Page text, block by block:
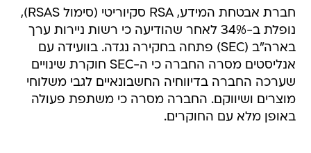
חברת אבטחת המידע, RSA סקיוריטי (סימול RSAS),
נופלת ב-34% לאחר שהודיעה כי רשות ניירות ערך
בארה"ב (SEC) פתחה בחקירה נגדה. בוועידה עם
אנליסטים מסרה החברה כי ה-SEC חוקרת שינויים
שערכה החברה בדיווחיה החשבונאיים לגבי משלוחי
מוצרים ושיווקם. החברה מסרה כי משתפת פעולה
באופן מלא עם החוקרים.